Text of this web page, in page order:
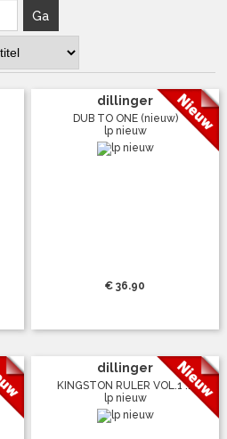
Ga
dillinger
DUB TO ONE (nieuw)
lp nieuw
€ 36.90
dillinger
KINGSTON RULER VOL.1 ...
lp nieuw